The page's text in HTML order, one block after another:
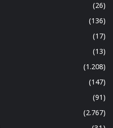
(26)
(136)
(17)
(13)
(1.208)
(147)
(91)
(2.767)